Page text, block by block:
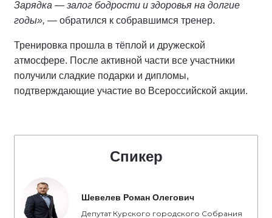
Зарядка — залог бодрости и здоровья на долгие
годы», — обратился к собравшимся тренер.
Тренировка прошла в тёплой и дружеской
атмосфере. После активной части все участники
получили сладкие подарки и дипломы,
подтверждающие участие во Всероссийской акции.
Спикер
Шевелев Роман Олегович
Депутат Курского городского Собрания